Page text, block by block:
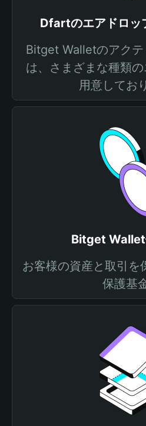
Dfartのエアドロッ
Bitget Walletのアク
は、さまざまな種類
用意してお
Bitget Wallet
お客様の資産と取引を
保護基